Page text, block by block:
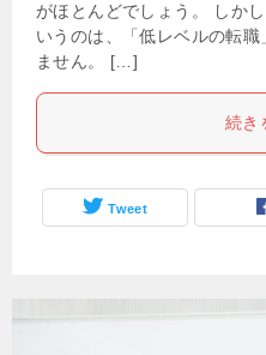
がほとんどでしょう。 しか
いうのは、「低レベルの転
ません。 […]
続き
Tweet